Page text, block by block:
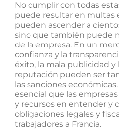
No cumplir con todas
puede resultar en multas
pueden ascender a
sino que también puede
de la empresa. En un
confianza y la
éxito, la mala publicidad y
reputación pueden ser
las sanciones
esencial que las
y recursos en entender y
obligaciones legales y
trabajadores a Francia.